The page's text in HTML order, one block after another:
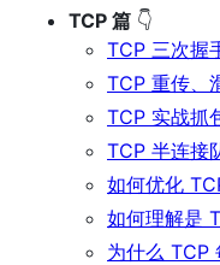
TCP 篇 👇
TCP 三次握
TCP 重传、
TCP 实战抓
TCP 半连接
如何优化
如何理解是
为什么 TCP